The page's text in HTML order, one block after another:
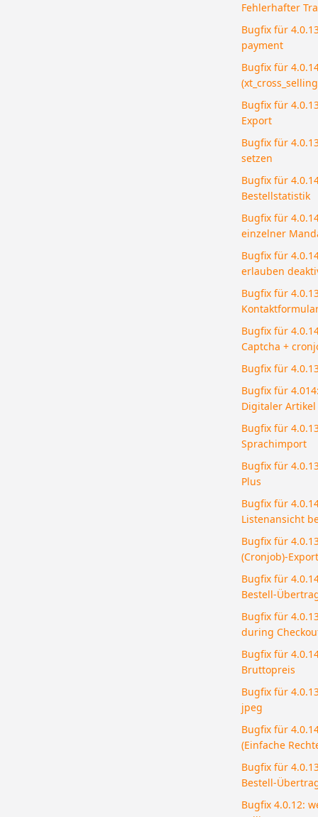
Fehlerhafter
Bugfix für
payment
Bugfix für
Bugfix für
Export
Bugfix für
setzen
Bugfix für
Bestellstatistik
Bugfix für
einzelner
Bugfix für
erlauben
Bugfix für
Bugfix für
Captcha +
Bugfix für
Bugfix für
Digitaler Artikel
Bugfix für
Sprachimport
Bugfix für
Plus
Bugfix für
Listenansicht
Bugfix für
(Cronjob)-Export
Bugfix für
Bestell-
Bugfix für
during
Bugfix für
Bruttopreis
Bugfix für
jpeg
Bugfix für
(Einfache
Bugfix für
Bestell-
Bugfix 4.0.12: